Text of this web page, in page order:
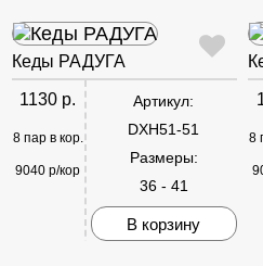
Кеды РАДУГА
1130 р.
8 пар в кор.
9040 р/кор
Артикул:
DXH51-51
Размеры:
36 - 41
В корзину
8